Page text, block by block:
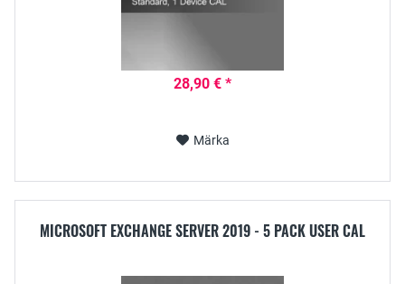
28,90 € *
Märka
MICROSOFT EXCHANGE SERVER 2019 - 5 PACK USER CAL